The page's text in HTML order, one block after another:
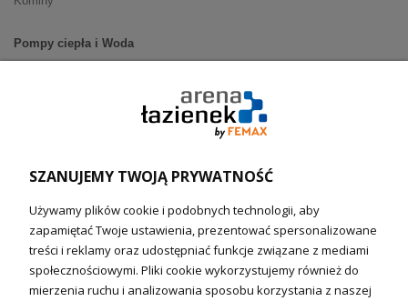
Pompy ciepła i Woda
Ogrzewanie podłogowe (główne)
Technika solarna
Fotowoltanika
Sterowniki i regulatory
Nagrzewnice i kurtyny
SZANUJEMY TWOJĄ PRYWATNOŚĆ
Używamy plików cookie i podobnych technologii, aby
zapamiętać Twoje ustawienia, prezentować spersonalizowane
treści i reklamy oraz udostępniać funkcje związane z mediami
społecznościowymi. Pliki cookie wykorzystujemy również do
mierzenia ruchu i analizowania sposobu korzystania z naszej